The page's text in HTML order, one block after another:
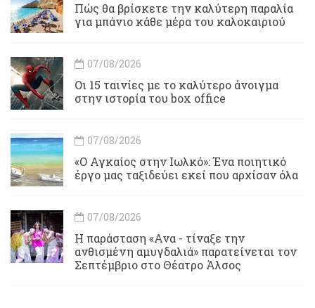
Πώς θα βρίσκετε την καλύτερη παραλία
για μπάνιο κάθε μέρα του καλοκαιριού
07/08/2026
Οι 15 ταινίες με το καλύτερο άνοιγμα
στην ιστορία του box office
07/08/2026
«Ο Αγκαίος στην Ιωλκό»: Ένα ποιητικό
έργο μας ταξιδεύει εκεί που αρχίσαν όλα
07/08/2026
Η παράσταση «Ανα - τίναξε την
ανθισμένη αμυγδαλιά» παρατείνεται τον
Σεπτέμβριο στο Θέατρο Άλσος